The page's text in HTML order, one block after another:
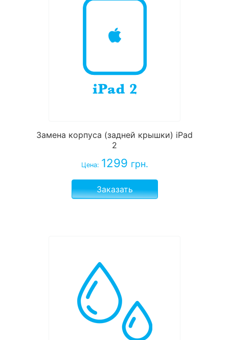
Замена корпуса (задней крышки) iPad
2
Цена: 1299 грн.
Заказать